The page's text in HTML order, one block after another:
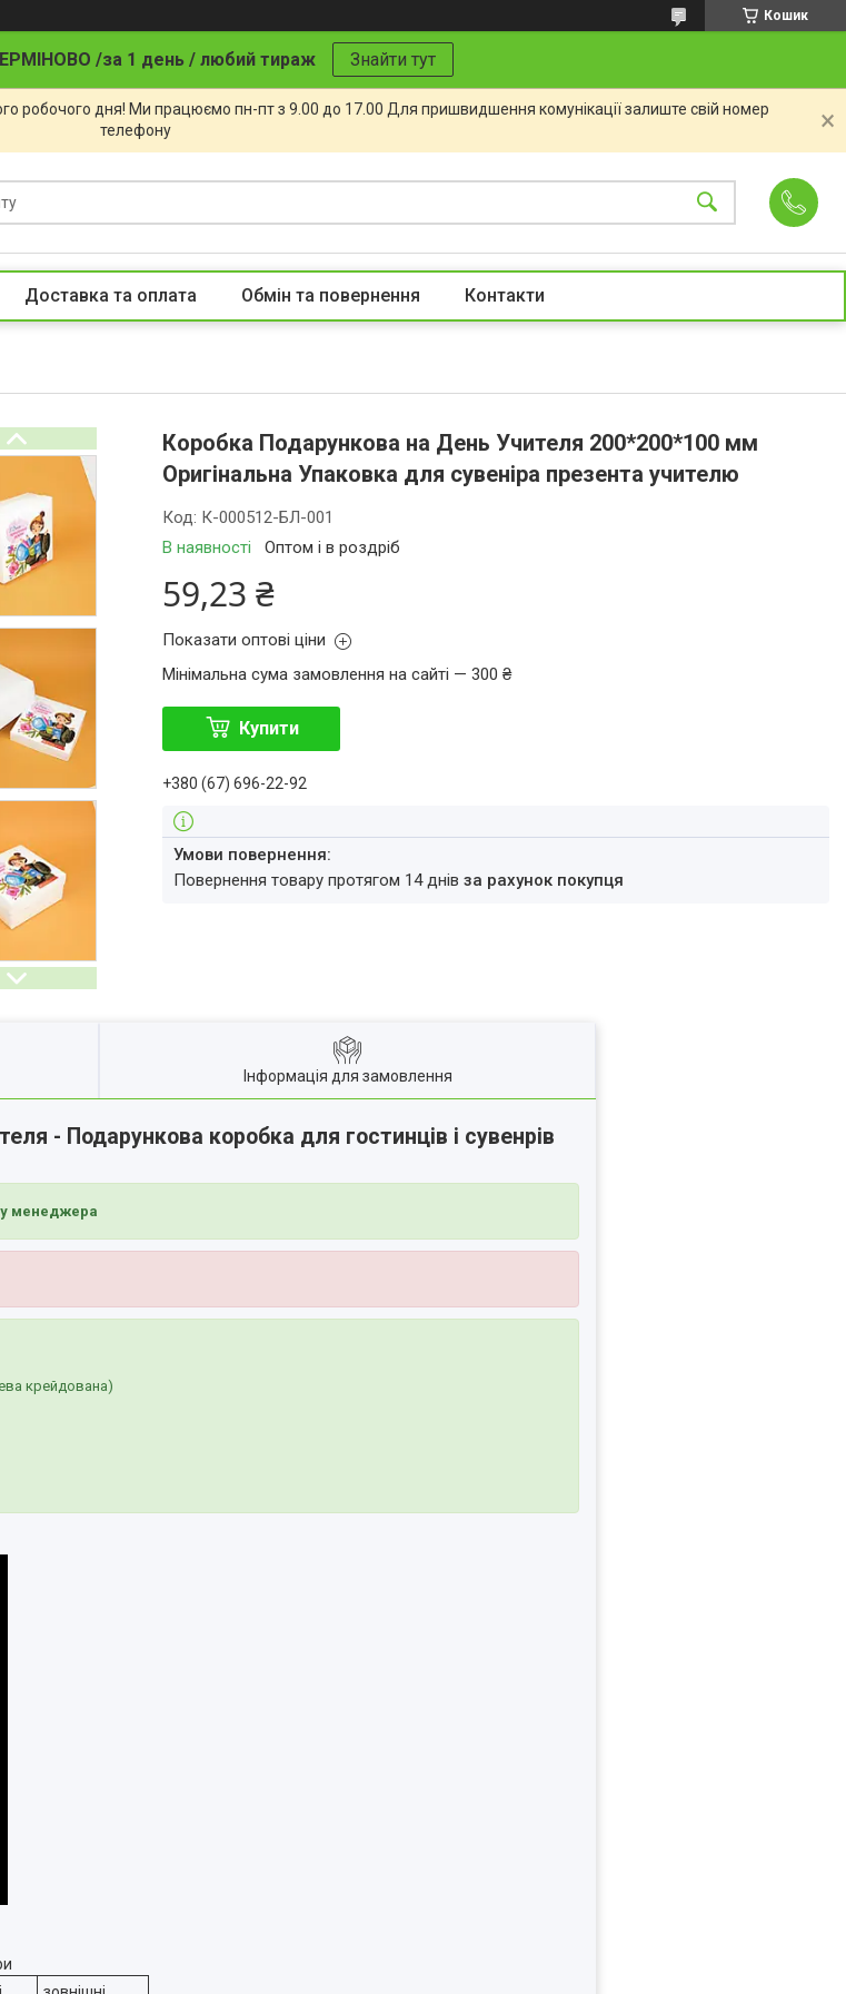
Кошик
/за 1 день / любий тираж Знайти тут
робочого дня! Ми працюємо пн-пт з 9.00 до 17.00 Для пришвидшення комунікації залиште свій номер
телефону
Доставка та оплата Обмін та повернення Контакти
Коробка Подарункова на День Учителя 200*200*100 мм
Оригінальна Упаковка для сувеніра презента учителю
В наявності Оптом і в роздріб
Код: К-000512-БЛ-001
59,23 ₴
Показати оптові ціни
Мінімальна сума замовлення на сайті — 300 ₴
Купити
+380 (67) 696-22-92
повернення товару протягом 14 днівза рахунок покупця
Інформація для замовлення
- Подарункова коробка для гостинців і сувенрів
у менеджера
крейдована)